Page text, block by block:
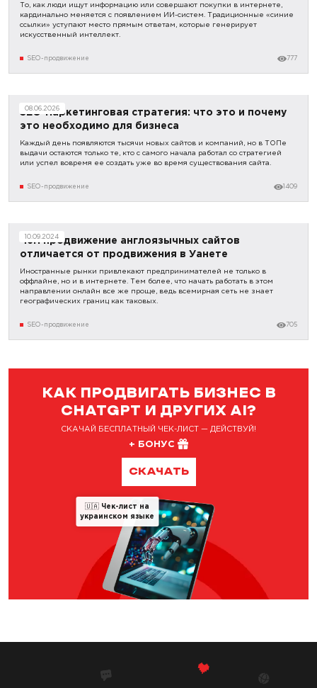
То, как люди ищут информацию или совершают покупки в интернете,
кардинально меняется с появлением ИИ-систем. Традиционные «синие
ссылки» уступают место прямым ответам, которые генерирует
искусственный интеллект.
SEO-продвижение 777
08.06.2026
SEO-маркетинговая стратегия: что это и почему
это необходимо для бизнеса
Каждый день появляются тысячи новых сайтов и компаний, но в ТОПе
выдачи остаются только те, кто с самого начала работал со стратегией
или успел вовремя ее создать уже во время существования сайта.
SEO-продвижение 1409
10.09.2024
Чем продвижение англоязычных сайтов
отличается от продвижения в Уанете
Иностранные рынки привлекают предпринимателей не только в
оффлайне, но и в интернете. Тем более, что начать работать в этом
направлении онлайн все же проще, ведь всемирная сеть не знает
географических границ как таковых.
SEO-продвижение 705
КАК ПРОДВИГАТЬ БИЗНЕС В
CHATGPT И ДРУГИХ AI?
СКАЧАЙ БЕСПЛАТНЫЙ ЧЕК-ЛИСТ — ДЕЙСТВУЙ!
+ БОНУС
СКАЧАТЬ
🇺🇦 Чек-лист на
украинском языке